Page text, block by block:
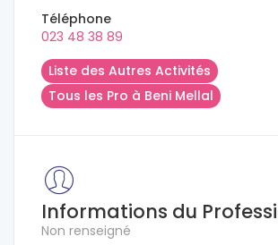
Téléphone
023 48 38 89
Liste des Autres Activités
Tous les Pro à Beni Mellal
Informations du
Non renseigné